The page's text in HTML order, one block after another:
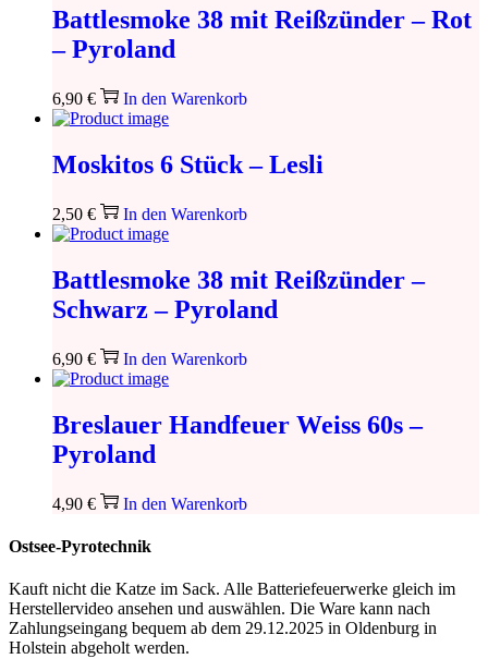
Battlesmoke 38 mit Reißzünder – Rot
– Pyroland
6,90 € In den Warenkorb
Moskitos 6 Stück – Lesli
2,50 € In den Warenkorb
Battlesmoke 38 mit Reißzünder –
Schwarz – Pyroland
6,90 € In den Warenkorb
Breslauer Handfeuer Weiss 60s –
Pyroland
4,90 € In den Warenkorb
Ostsee-Pyrotechnik
Kauft nicht die Katze im Sack. Alle Batteriefeuerwerke gleich im
Herstellervideo ansehen und auswählen. Die Ware kann nach
Zahlungseingang bequem ab dem 29.12.2025 in Oldenburg in
Holstein abgeholt werden.